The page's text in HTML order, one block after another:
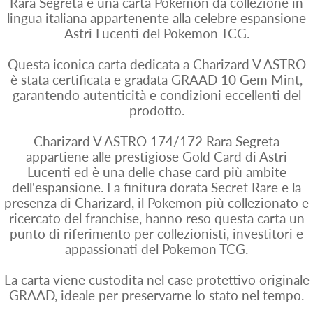
lingua italiana appartenente alla celebre espansione
Astri Lucenti del Pokemon TCG.
Questa iconica carta dedicata a Charizard V ASTRO
è stata certificata e gradata GRAAD 10 Gem Mint,
garantendo autenticità e condizioni eccellenti del
prodotto.
Charizard V ASTRO 174/172 Rara Segreta
appartiene alle prestigiose Gold Card di Astri
Lucenti ed è una delle chase card più ambite
dell'espansione. La finitura dorata Secret Rare e la
presenza di Charizard, il Pokemon più collezionato e
ricercato del franchise, hanno reso questa carta un
punto di riferimento per collezionisti, investitori e
appassionati del Pokemon TCG.
La carta viene custodita nel case protettivo originale
GRAAD, ideale per preservarne lo stato nel tempo.